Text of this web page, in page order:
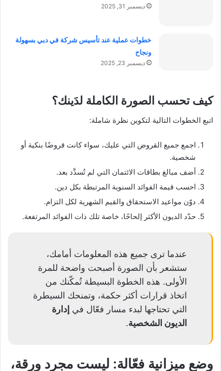
ديسمبر 31, 2025
خطوات عملية عند تأسيس شركة في دبي بسهولة
ونجاح
ديسمبر 23, 2025
كيف تحسب الصورة الكاملة لدَينك؟
اتبع الخطوات التالية لتكوين نظرة شاملة:
اجمع جميع القروض التي عليك، سواء كانت قروضًا بنكية أو
شخصية.
أضف مبالغ بطاقات الائتمان التي لم تُسدَّد بعد.
احسب قيمة الفوائد السنوية المرتبطة بكل دين.
دوّن مواعيد الاستحقاق والقيم الشهرية لكل التزام.
حدّد الديون الأكثر إلحاحًا، خاصة تلك ذات الفوائد المرتفعة.
عندما ترى جميع هذه المعلومات أمامك،
ستشعر بأن الصورة أصبحت واضحة للمرة
الأولى. هذه الخطوة البسيطة تُمكّنك من
اتخاذ قرارات أكثر حكمة، وتمنحك السيطرة
التي تحتاجها لبدء مسار فعّال في إدارة
الديون الشخصية.
وضع ميزانية فعّالة: ليست مجرد ورقة،